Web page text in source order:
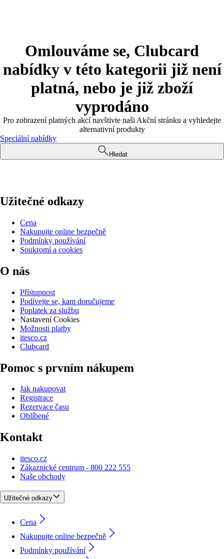
Omlouváme se, Clubcard
nabídky v této kategorii již není
platná, nebo je již zboží
vyprodáno
Pro zobrazení platných akcí navštivte naši Akční stránku a vyhledejte
alternativní produkty
Speciální nabídky
Hledat
Užitečné odkazy
Cena
Nakupujte online bezpečně
Podmínky používání
Soukromí a cookies
O nás
Přístupnost
Podívejte se, kam doručujeme
Poplatek za službu
Nastavení Cookies
Možnosti platby
itesco.cz
Clubcard
Pomoc s prvním nákupem
Jak nakupovat
Registrace
Rezervace času
Oblíbené
Kontakt
itesco.cz
Zákaznické centrum - 800 222 555
Naše obchody
Užitečné odkazy
Cena
Nakupujte online bezpečně
Podmínky používání